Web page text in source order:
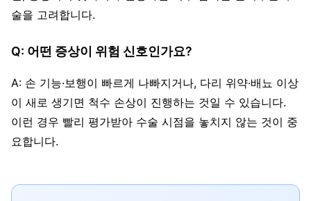
술을 고려합니다.
Q: 어떤 증상이 위험 신호인가요?
A: 손 기능·보행이 빠르게 나빠지거나, 다리 위약·배뇨 이상
이 새로 생기면 척수 손상이 진행하는 것일 수 있습니다.
이런 경우 빨리 평가받아 수술 시점을 놓치지 않는 것이 중
요합니다.